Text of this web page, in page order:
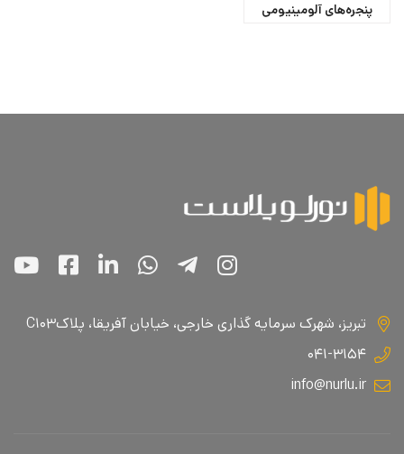
پنجره‌های آلومینیومی
تبریز، شهرک سرمایه گذاری خارجی، خیابان آفریقا، پلاکC۱۰۳
۰۴۱-۳۱۵۴
info@nurlu.ir